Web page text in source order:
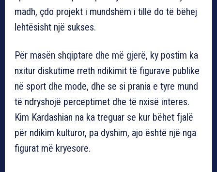
madh, çdo projekt i mundshëm i tillë do të bëhej
lehtësisht një sukses.
Për masën shqiptare dhe më gjerë, ky postim ka
nxitur diskutime rreth ndikimit të figurave publike
në sport dhe mode, dhe se si prania e tyre mund
të ndryshojë perceptimet dhe të nxisë interes.
Kim Kardashian na ka treguar se kur bëhet fjalë
për ndikim kulturor, pa dyshim, ajo është një nga
figurat më kryesore.